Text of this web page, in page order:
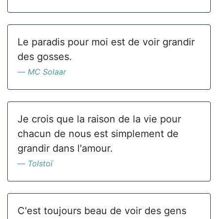
Le paradis pour moi est de voir grandir
des gosses.
MC Solaar
Je crois que la raison de la vie pour
chacun de nous est simplement de
grandir dans l'amour.
Tolstoï
C'est toujours beau de voir des gens